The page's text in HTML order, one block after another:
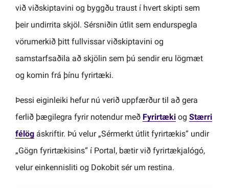
við viðskiptavini og byggðu traust í hvert skipti sem
þeir undirrita skjöl. Sérsniðin útlit sem endurspegla
vörumerkið þitt fullvissar viðskiptavini og
samstarfsaðila að skjölin sem þú sendir eru lögmæt
og komin frá þínu fyrirtæki.
Þessi eiginleiki hefur nú verið uppfærður til að gera
ferlið þægilegra fyrir notendur með Fyrirtæki og Stærri
félög áskriftir. Þú velur „Sérmerkt útlit fyrirtækis“ undir
„Gögn fyrirtækisins“ í Portal, bætir við fyrirtækjalógó,
velur einkennisliti og Dokobit sér um restina.